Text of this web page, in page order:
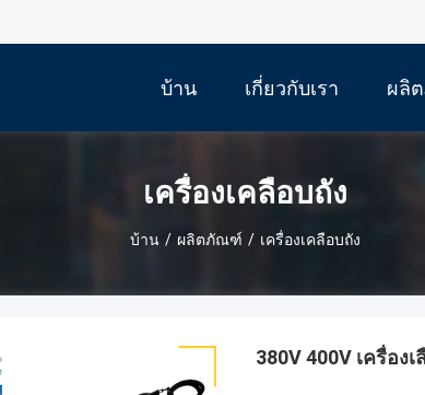
บ้าน เกี่ยวกับเรา ผลิ
เครื่องเคลือบถัง
บ้าน / ผลิตภัณฑ์ / เครื่องเคลือบถัง
380V 400V เครื่อง